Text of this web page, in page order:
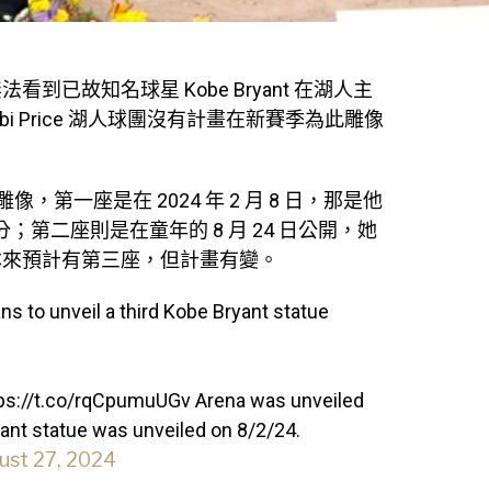
看到已故知名球星 Kobe Bryant 在湖人主
Price 湖人球團沒有計畫在新賽季為此雕像
像，第一座是在 2024 年 2 月 8 日，那是他
第二座則是在童年的 8 月 24 日公開，她
預計有第三座，但計畫有變。
to unveil a third Kobe Bryant statue
t.co/rqCpumuUGvArena was unveiled
statue was unveiled on 8/2/24.
27, 2024